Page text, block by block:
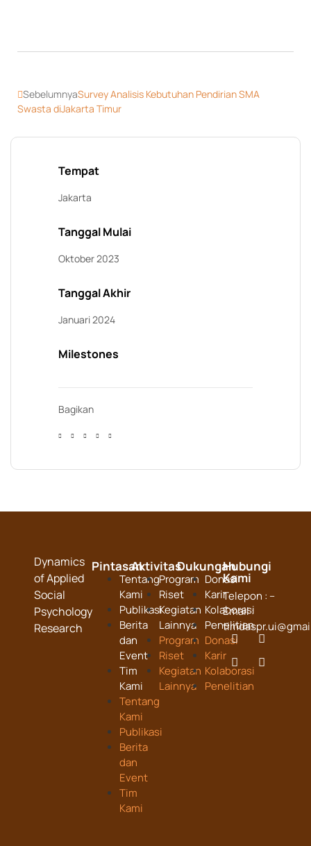
SebelumnyaSurvey Analisis Kebutuhan Pendirian SMA
Swasta diJakarta Timur
Tempat
Jakarta
Tanggal Mulai
Oktober 2023
Tanggal Akhir
Januari 2024
Milestones
Bagikan
Dynamics
of Applied
Social
Psychology
Research
Pintasan
Tentang
Kami
Publikasi
Berita
dan
Event
Tim
Kami
Tentang
Kami
Publikasi
Berita
dan
Event
Tim
Kami
Aktivitas
Program
Riset
Kegiatan
Lainnya
Program
Riset
Kegiatan
Lainnya
Dukungan
Donasi
Karir
Kolaborasi
Penelitian
Donasi
Karir
Kolaborasi
Penelitian
Hubungi
Kami
Telepon : –
Email :